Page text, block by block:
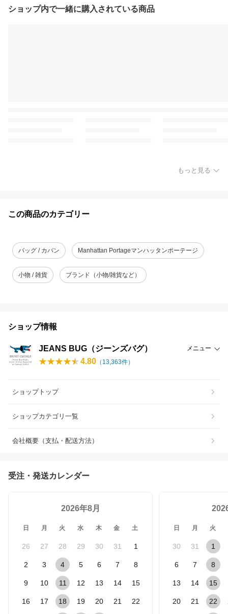
ショップ内で一緒に購入されている商品
もっと見る
この商品のカテゴリー
バッグ / カバン Manhattan Portageマンハッタンポーテージ
小物 / 雑貨 ブランド（小物/雑貨など）
ショップ情報
JEANS BUG（ジーンズバグ） メニュー
4.80 （ 13,363件）
ショップトップ
ショップカテゴリ一覧
会社概要（支払・配送方法）
受注・発送カレンダー
2026年8月
日 月 火 水 木 金 土
26 27 28 29 30 31 1
2 3 4 5 6 7 8
9 10 11 12 13 14 15
16 17 18 19 20 21 22
日 月 火
30 31 1
6 7 8
13 14 15
20 21 22